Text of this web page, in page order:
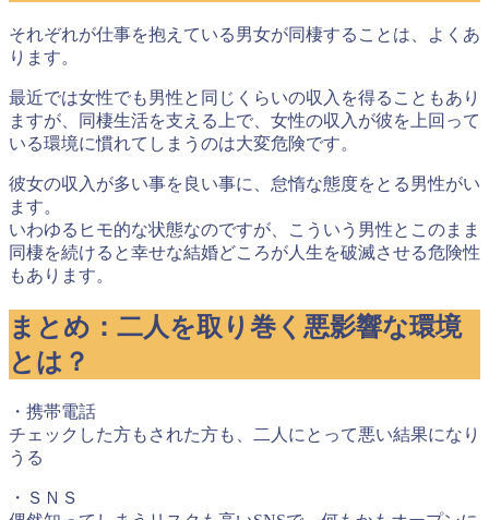
それぞれが仕事を抱えている男女が同棲することは、よくあ
ります。
最近では女性でも男性と同じくらいの収入を得ることもあり
ますが、同棲生活を支える上で、女性の収入が彼を上回って
いる環境に慣れてしまうのは大変危険です。
彼女の収入が多い事を良い事に、怠惰な態度をとる男性がい
ます。
いわゆるヒモ的な状態なのですが、こういう男性とこのまま
同棲を続けると幸せな結婚どころが人生を破滅させる危険性
もあります。
まとめ：二人を取り巻く悪影響な環境
とは？
・携帯電話
チェックした方もされた方も、二人にとって悪い結果になり
うる
・ＳＮＳ